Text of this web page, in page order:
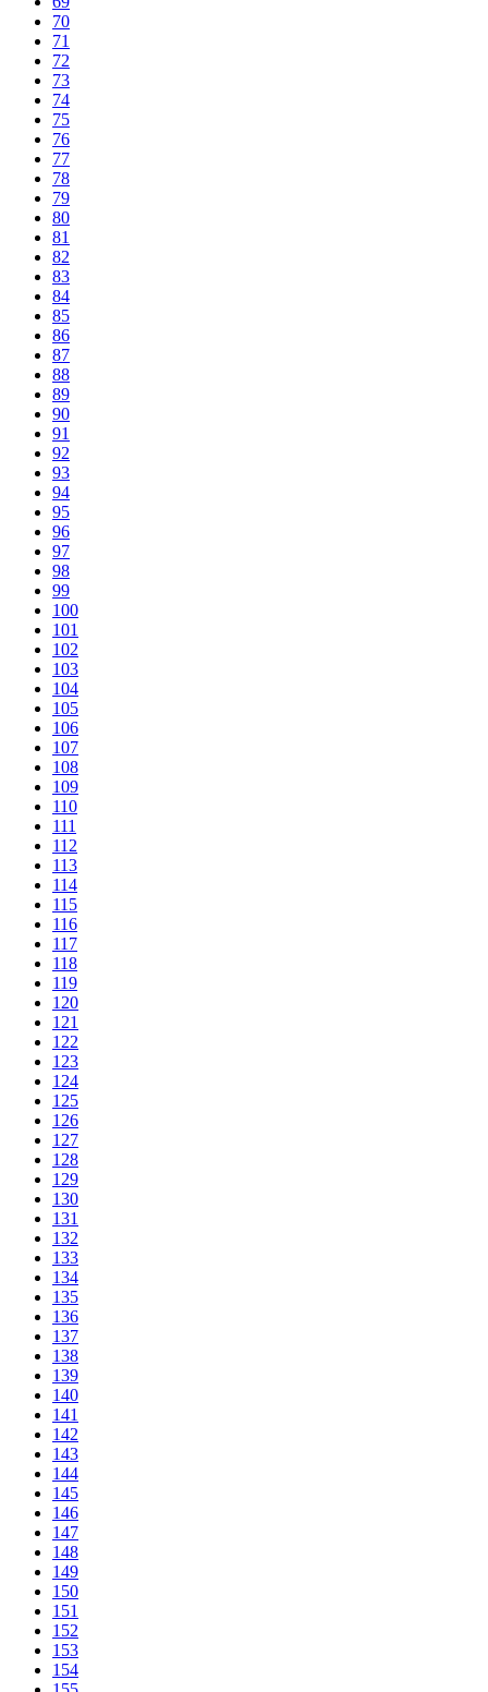
70
71
72
73
74
75
76
77
78
79
80
81
82
83
84
85
86
87
88
89
90
91
92
93
94
95
96
97
98
99
100
101
102
103
104
105
106
107
108
109
110
111
112
113
114
115
116
117
118
119
120
121
122
123
124
125
126
127
128
129
130
131
132
133
134
135
136
137
138
139
140
141
142
143
144
145
146
147
148
149
150
151
152
153
154